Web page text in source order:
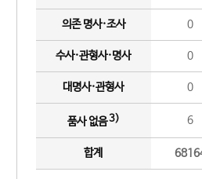
의존 명사·조사 0
수사·관형사·명사 0
대명사·관형사 0
품사 없음3) 6
합계